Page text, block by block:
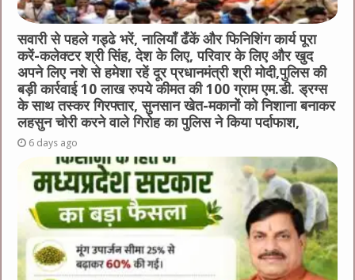
सवारी से पहले गड्ढे भरें, नालियाँ ढँकें और फिनिशिंग कार्य पूरा
करें-कलेक्टर श्री सिंह, देश के लिए, परिवार के लिए और खुद
अपने लिए नशे से हमेशा रहें दूर प्रधानमंत्री श्री मोदी,पुलिस की
बड़ी कार्रवाई 10 लाख रुपये कीमत की 100 ग्राम एम.डी. ड्रग्स
के साथ तस्कर गिरफ्तार, सुनसान खेत-मकानों को निशाना बनाकर
लहसुन चोरी करने वाले गिरोह का पुलिस ने किया पर्दाफाश,
6 days ago